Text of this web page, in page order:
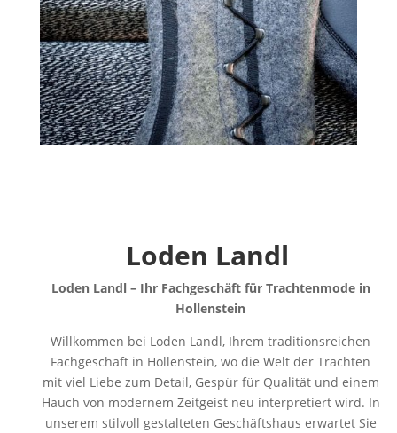
Loden Landl
Loden Landl – Ihr Fachgeschäft für Trachtenmode in
Hollenstein
Willkommen bei Loden Landl, Ihrem traditionsreichen
Fachgeschäft in Hollenstein, wo die Welt der Trachten
mit viel Liebe zum Detail, Gespür für Qualität und einem
Hauch von modernem Zeitgeist neu interpretiert wird. In
unserem stilvoll gestalteten Geschäftshaus erwartet Sie